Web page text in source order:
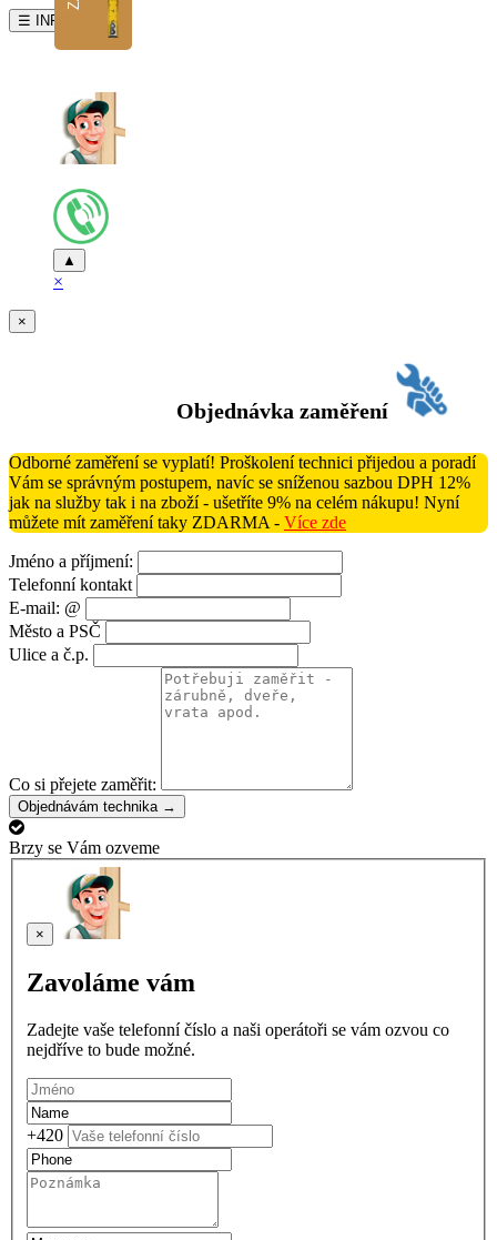
☰ INFO
▲
×
×
Objednávka zaměření
Odborné zaměření se vyplatí! Proškolení technici přijedou a poradí
Vám se správným postupem, navíc se sníženou sazbou DPH 12%
jak na služby tak i na zboží - ušetříte 9% na celém nákupu! Nyní
můžete mít zaměření taky ZDARMA - Více zde
Jméno a příjmení:
Telefonní kontakt
E-mail: @
Město a PSČ
Ulice a č.p.
Co si přejete zaměřit:
Objednávám technika →
Brzy se Vám ozveme
×
Zavoláme vám
Zadejte vaše telefonní číslo a naši operátoři se vám ozvou co
nejdříve to bude možné.
+420